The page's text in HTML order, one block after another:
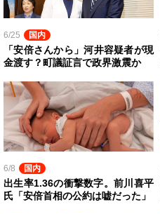
6/25 国内
「安倍さんから」河井容疑者が現
金渡す？町議証言で政界激震か
6/8 国内
出生率1.36の衝撃数字。前川喜平
氏「安倍首相の公約は嘘だった」